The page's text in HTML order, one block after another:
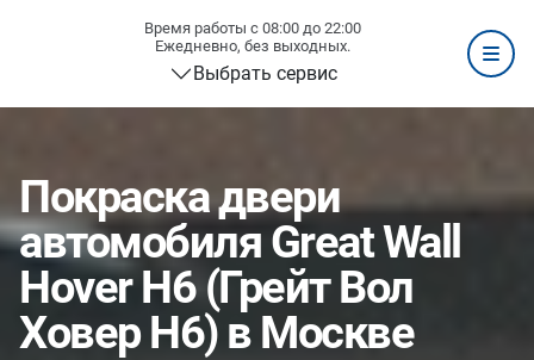
Время работы с 08:00 до 22:00
Ежедневно, без выходных.
Выбрать сервис
Покраска двери
автомобиля Great Wall
Hover H6 (Грейт Вол
Ховер H6) в Москве